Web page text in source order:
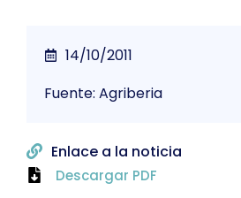
14/10/2011
Fuente: Agriberia
Enlace a la noticia
Descargar PDF